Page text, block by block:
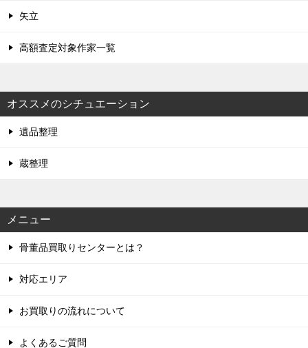
矢立
高額査定対象作家一覧
オススメのシチュエーション
遺品整理
蔵整理
メニュー
骨董品買取りセンターとは？
対応エリア
お買取りの流れについて
よくあるご質問